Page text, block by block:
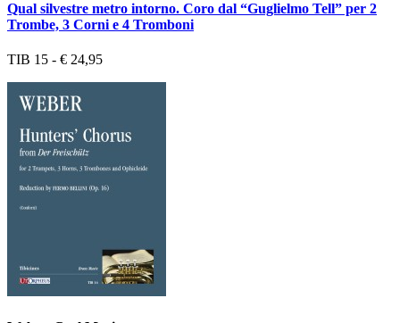
Qual silvestre metro intorno. Coro dal “Guglielmo Tell” per 2
Trombe, 3 Corni e 4 Tromboni
TIB 15 - € 24,95